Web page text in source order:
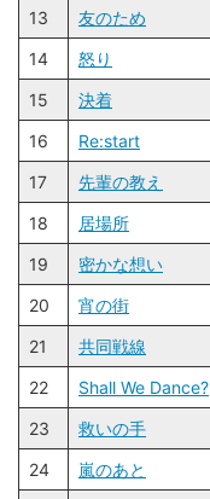
13
友のため
14
怒り
15
決着
16
Re:start
17
先輩の教え
18
居場所
19
密かな想い
20
宵の街
21
共同戦線
22
Shall We Dance?
23
救いの手
24
嵐のあと